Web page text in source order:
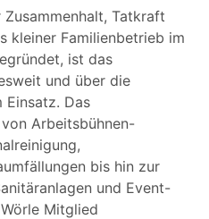
Tatkraft
kleiner Familienbetrieb im
ist das
und über die
Einsatz. Das
Arbeitsbühnen-
bis hin zur
und Event-
Mitglied